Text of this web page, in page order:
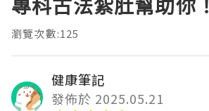
專科古法紮肚幫助你！
瀏覽次數:125
健康筆記
發佈於 2025.05.21